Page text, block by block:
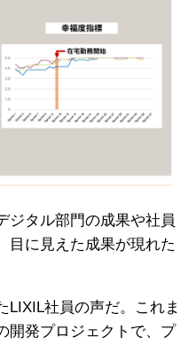
ジタル部門の成果や社員
目に見えた成果が現れた
LIXIL社員の声だ。これま
開発プロジェクトで、プ